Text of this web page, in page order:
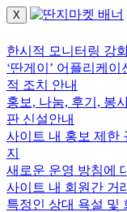
X
한시적 모니터링 강
‘딴게이’ 어플리케
적 조치 안내
홍보, 나눔, 후기, 봉
판 신설안내
사이트 내 홍보 제한
지
새로운 운영 방침에
사이트 내 회원간 거
특정인 상대 욕설 및